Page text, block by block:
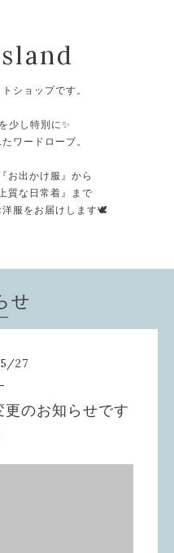
ショップです。
少し特別に✨
ワードローブ。
お出かけ服』から
質な日常着』まで
洋服をお届けします🕊️
せ
/27
のお知らせです